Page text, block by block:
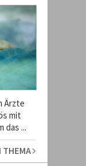
Ärzte
mit
das ...
THEMA